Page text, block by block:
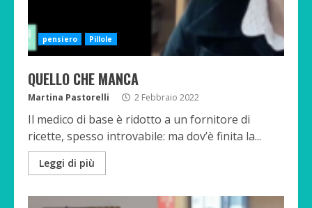
pensiero Pillole
QUELLO CHE MANCA
Martina Pastorelli 2 Febbraio 2022
Il medico di base è ridotto a un fornitore di
ricette, spesso introvabile: ma dov’è finita la...
Leggi di più